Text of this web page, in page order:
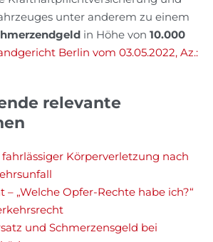
unter anderem zu einem
in Höhe von10.000
Berlin vom 03.05.2022, Az.:
relevante
Körperverletzung nach
– „Welche Opfer-Rechte habe ich?“
und Schmerzensgeld bei